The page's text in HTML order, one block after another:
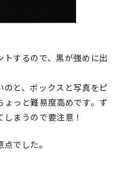
するので、黒が強めに出
と、ボックスと写真をピ
っと難易度高めです。ず
まうので要注意！
でした。